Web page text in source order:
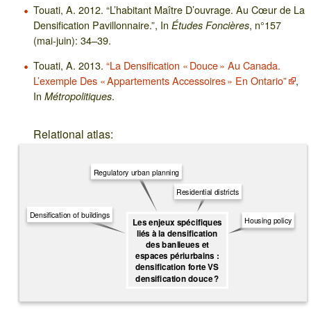
Touati, A. 2012. “L’habitant Maître D’ouvrage. Au Cœur de La
Densification Pavillonnaire.”, In Études Foncières, n°157
(mai-juin): 34–39.
Touati, A. 2013. “La Densification « Douce » Au Canada.
L’exemple Des « Appartements Accessoires » En Ontario”
,
In Métropolitiques.
Relational atlas:
Les enjeux spécifiques
liés à la densification
des banlieues et
espaces périurbains :
densification forte VS
densification douce ?
Housing policy
Residential districts
Regulatory urban planning
Densification of buildings